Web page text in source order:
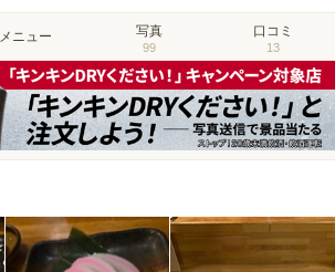
メニュー 写真
99
口コミ
13